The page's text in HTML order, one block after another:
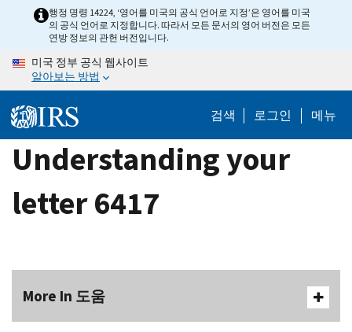
content
행정 명령 14224, ‘영어를 미국의 공식 언어로 지정’은 영어를 미국
의 공식 언어로 지정합니다. 따라서 모든 문서의 영어 버전은 모든
연방 정보의 관헌 버전입니다.
미국 정부 공식 웹사이트
알아보는 방법
검색 로그인 메뉴
Understanding your
letter 6417
More In 도움